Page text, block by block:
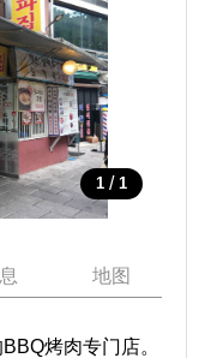
1 / 1
地图
烤肉专门店。